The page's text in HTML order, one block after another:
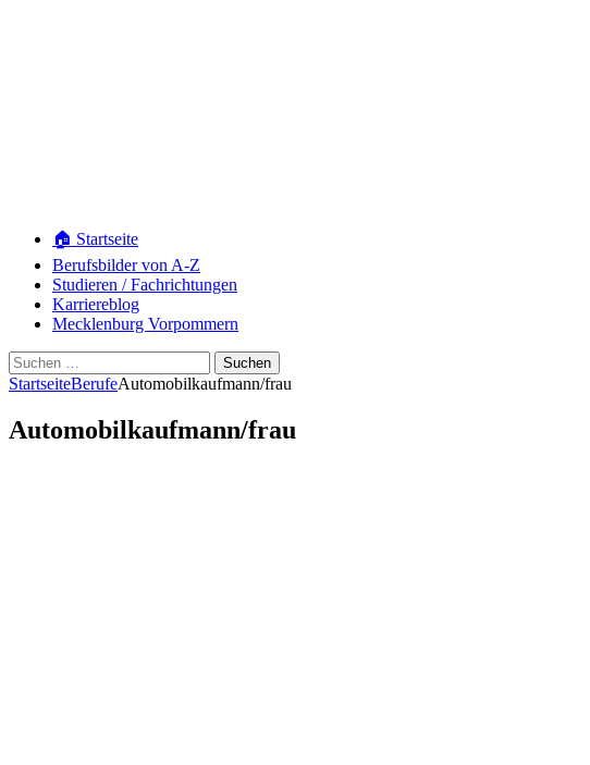
🏠 Startseite
Berufsbilder von A-Z
Studieren / Fachrichtungen
Karriereblog
Mecklenburg Vorpommern
Suchen
nach:
StartseiteBerufeAutomobilkaufmann/frau
Automobilkaufmann/frau